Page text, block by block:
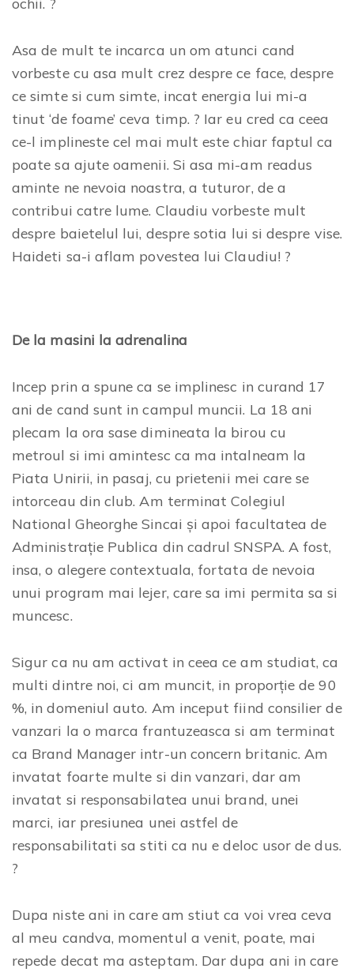
Asa de mult te incarca un om atunci cand
vorbeste cu asa mult crez despre ce face, despre
ce simte si cum simte, incat energia lui mi-a
tinut ‘de foame’ ceva timp. ? Iar eu cred ca ceea
ce-l implineste cel mai mult este chiar faptul ca
poate sa ajute oamenii. Si asa mi-am readus
aminte ne nevoia noastra, a tuturor, de a
contribui catre lume. Claudiu vorbeste mult
despre baietelul lui, despre sotia lui si despre vise.
Haideti sa-i aflam povestea lui Claudiu! ?
De la masini la adrenalina
Incep prin a spune ca se implinesc in curand 17
ani de cand sunt in campul muncii. La 18 ani
plecam la ora sase dimineata la birou cu
metroul si imi amintesc ca ma intalneam la
Piata Unirii, in pasaj, cu prietenii mei care se
intorceau din club. Am terminat Colegiul
National Gheorghe Sincai și apoi facultatea de
Administrație Publica din cadrul SNSPA. A fost,
insa, o alegere contextuala, fortata de nevoia
unui program mai lejer, care sa imi permita sa si
muncesc.
Sigur ca nu am activat in ceea ce am studiat, ca
multi dintre noi, ci am muncit, in proporție de 90
%, in domeniul auto. Am inceput fiind consilier de
vanzari la o marca frantuzeasca si am terminat
ca Brand Manager intr-un concern britanic. Am
invatat foarte multe si din vanzari, dar am
invatat si responsabilatea unui brand, unei
marci, iar presiunea unei astfel de
responsabilitati sa stiti ca nu e deloc usor de dus.
?
Dupa niste ani in care am stiut ca voi vrea ceva
al meu candva, momentul a venit, poate, mai
repede decat ma asteptam. Dar dupa ani in care